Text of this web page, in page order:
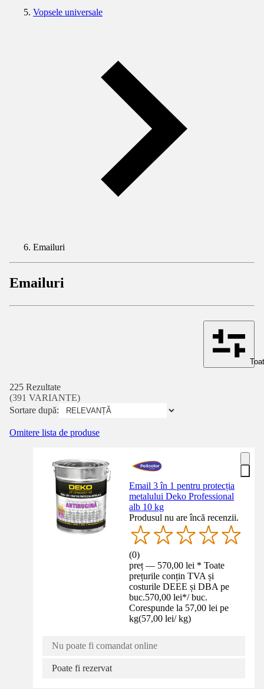
Vopsele universale
Emailuri
Emailuri
225 Rezultate
(391 VARIANTE)
Sortare după:
Omitere lista de produse
Email 3 în 1 pentru protecția
metalului Deko Professional
alb 10 kg
Produsul nu are încă recenzii.
(0)
preț — 570,00 lei * Toate
prețurile conțin TVA și
costurile DEEE și DBA pe
buc.570,00 lei*/ buc.
Corespunde la 57,00 lei pe
kg(57,00 lei/ kg)
Nu poate fi comandat online
Poate fi rezervat